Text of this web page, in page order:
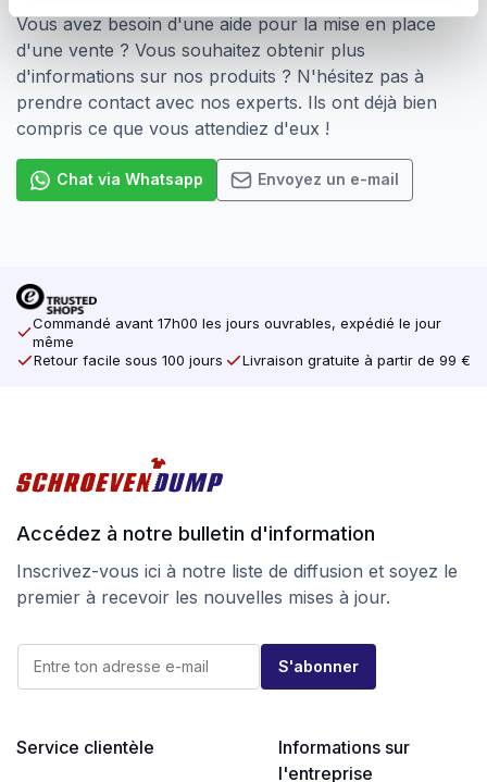
Vous avez besoin d'une aide pour la mise en place
d'une vente ? Vous souhaitez obtenir plus
d'informations sur nos produits ? N'hésitez pas à
prendre contact avec nos experts. Ils ont déjà bien
compris ce que vous attendiez d'eux !
Chat via Whatsapp Envoyez un e-mail
Commandé avant 17h00 les jours ouvrables, expédié le jour
même
Retour facile sous 100 jours
Livraison gratuite à partir de 99 €
Accédez à notre bulletin d'information
Inscrivez-vous ici à notre liste de diffusion et soyez le
premier à recevoir les nouvelles mises à jour.
a
E
E
m
l
S'abonner
Service clientèle
Informations sur
l'entreprise